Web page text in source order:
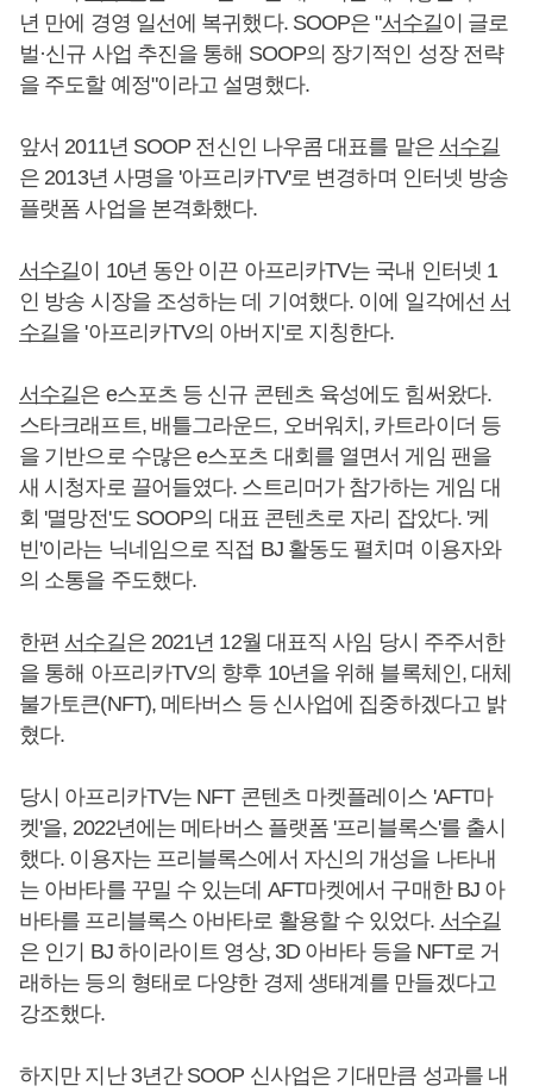
년 만에 경영 일선에 복귀했다. SOOP은 "서수길이 글로
벌·신규 사업 추진을 통해 SOOP의 장기적인 성장 전략
을 주도할 예정"이라고 설명했다.
앞서 2011년 SOOP 전신인 나우콤 대표를 맡은 서수길
은 2013년 사명을 '아프리카TV'로 변경하며 인터넷 방송
플랫폼 사업을 본격화했다.
서수길이 10년 동안 이끈 아프리카TV는 국내 인터넷 1
인 방송 시장을 조성하는 데 기여했다. 이에 일각에선 서
수길을 '아프리카TV의 아버지'로 지칭한다.
서수길은 e스포츠 등 신규 콘텐츠 육성에도 힘써왔다.
스타크래프트, 배틀그라운드, 오버워치, 카트라이더 등
을 기반으로 수많은 e스포츠 대회를 열면서 게임 팬을
새 시청자로 끌어들였다. 스트리머가 참가하는 게임 대
회 '멸망전'도 SOOP의 대표 콘텐츠로 자리 잡았다. '케
빈'이라는 닉네임으로 직접 BJ 활동도 펼치며 이용자와
의 소통을 주도했다.
한편 서수길은 2021년 12월 대표직 사임 당시 주주서한
을 통해 아프리카TV의 향후 10년을 위해 블록체인, 대체
불가토큰(NFT), 메타버스 등 신사업에 집중하겠다고 밝
혔다.
당시 아프리카TV는 NFT 콘텐츠 마켓플레이스 'AFT마
켓'을, 2022년에는 메타버스 플랫폼 '프리블록스'를 출시
했다. 이용자는 프리블록스에서 자신의 개성을 나타내
는 아바타를 꾸밀 수 있는데 AFT마켓에서 구매한 BJ 아
바타를 프리블록스 아바타로 활용할 수 있었다. 서수길
은 인기 BJ 하이라이트 영상, 3D 아바타 등을 NFT로 거
래하는 등의 형태로 다양한 경제 생태계를 만들겠다고
강조했다.
하지만 지난 3년간 SOOP 신사업은 기대만큼 성과를 내